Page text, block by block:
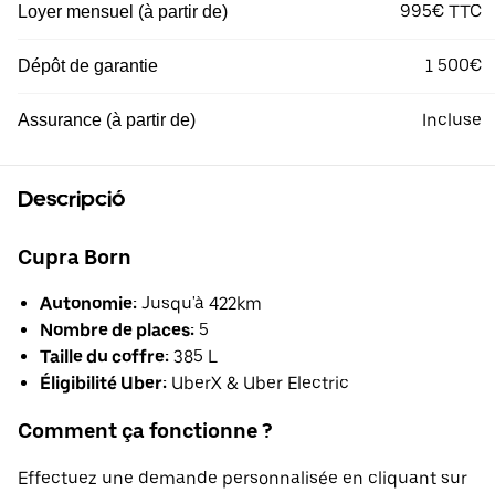
Loyer mensuel (à partir de) 995€ TTC
Dépôt de garantie 1 500€
Assurance (à partir de) Incluse
Descripció
Cupra Born
Autonomie: Jusqu'à 422km
Nombre de places: 5
Taille du coffre: 385 L
Éligibilité Uber: UberX & Uber Electric
Comment ça fonctionne ?
Effectuez une demande personnalisée en cliquant sur